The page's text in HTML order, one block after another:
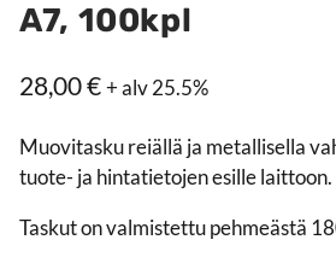
A7, 100kpl
28,00€+ alv 25.5%
Muovitasku reiällä ja metallisella
tuote- ja hintatietojen esille laittoon.
Taskut on valmistettu pehmeästä